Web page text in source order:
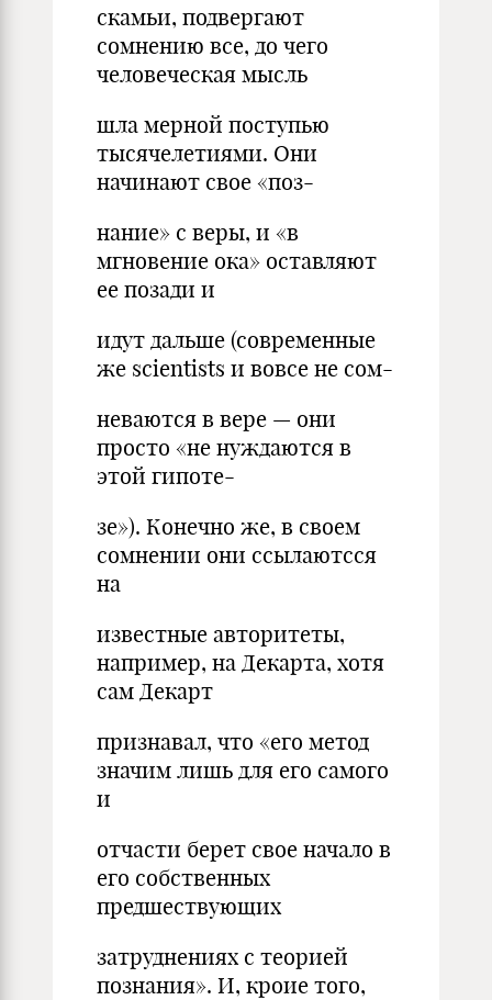
скамьи, подвергают
сомнению все, до чего
человеческая мысль
шла мерной поступью
тысячелетиями. Они
начинают свое «поз-
нание» с веры, и «в
мгновение ока» оставляют
ее позади и
идут дальше (современные
же sсientists и вовсе не сом-
неваются в вере — они
просто «не нуждаются в
этой гипоте-
зе»). Конечно же, в своем
сомнении они ссылаютсся
на
известные авторитеты,
например, на Декарта, хотя
сам Декарт
признавал, что «его метод
значим лишь для его самого
и
отчасти берет свое начало в
его собственных
предшествующих
затруднениях с теорией
познания». И, кроие того,